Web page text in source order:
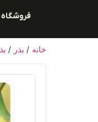
فروشگاه
خانه / بذر /